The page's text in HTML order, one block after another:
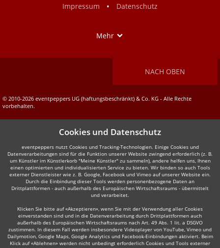
Impressum
• Datenschutz
Mehr
NACH OBEN
© 2010-2026 eventpeppers UG (haftungsbeschränkt) & Co. KG - Alle Rechte
vorbehalten.
Cookies und Datenschutz
eventpeppers nutzt Cookies und Tracking-Technologien. Einige Cookies und
Datenverarbeitungen sind für die Funktion unserer Website zwingend erforderlich (z. B.
um Künstler im Künstlerkorb "Meine Künstler" zu sammeln), andere helfen uns, Ihnen
einen optimierten und individualisierten Service zu bieten. Wir binden so auch Tools
externer Dienstleister wie z. B. Google, Facebook und Vimeo auf unserer Website ein.
Durch die Einbindung dieser Tools werden personenbezogene Daten an
Drittplattformen - auch außerhalb des Europäischen Wirtschaftsraums - übermittelt
und verarbeitet.
Klicken Sie bitte auf «Akzeptieren», wenn Sie mit der Verwendung aller Cookies
einverstanden sind und in die Datenverarbeitung durch Drittplattformen auch
außerhalb des Europäischen Wirtschaftsraums nach Art. 49 Abs. 1 lit. a DSGVO
zustimmen. In diesem Fall werden insbesondere Videoplayer von YouTube, Vimeo und
Dailymotion, Google Maps, Google Analytics und Facebook-Einbindungen aktiviert. Beim
Klick auf «Ablehnen» werden nicht unbedingt erforderlich Cookies und Tools externer